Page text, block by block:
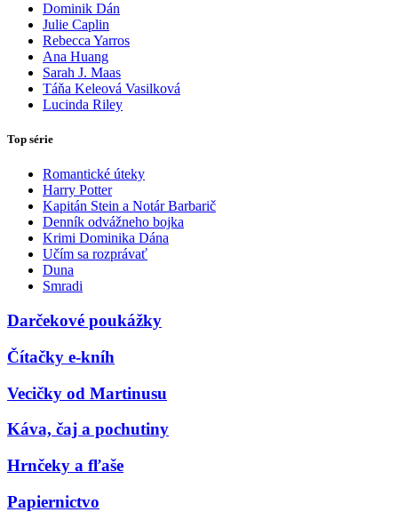
Dominik Dán
Julie Caplin
Rebecca Yarros
Ana Huang
Sarah J. Maas
Táňa Keleová Vasilková
Lucinda Riley
Top série
Romantické úteky
Harry Potter
Kapitán Stein a Notár Barbarič
Denník odvážneho bojka
Krimi Dominika Dána
Učím sa rozprávať
Duna
Smradi
Darčekové poukážky
Čítačky e-kníh
Vecičky od Martinusu
Káva, čaj a pochutiny
Hrnčeky a fľaše
Papiernictvo